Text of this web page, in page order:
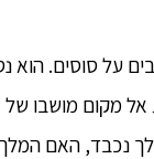
על סוסים. הוא
אל מקום מושבו של
נכבד, האם המלך